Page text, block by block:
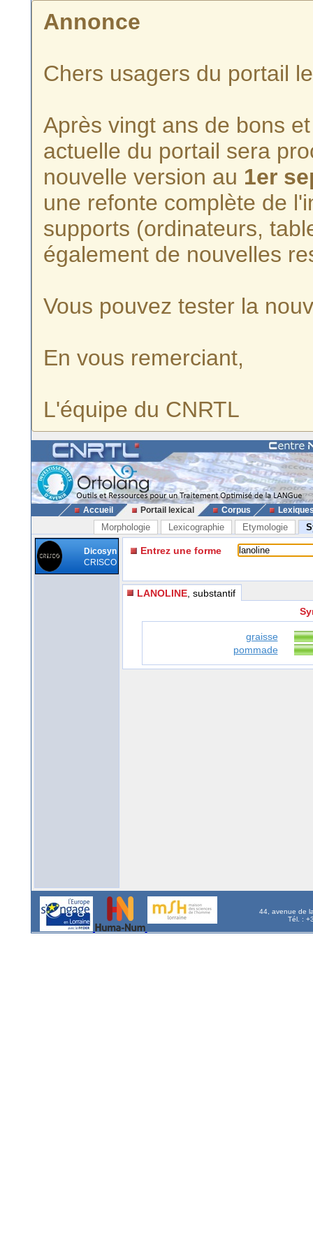
Annonce
Chers usagers du portail
Après vingt ans de bons
actuelle du portail sera
nouvelle version au 1er
une refonte complète de
supports (ordinateurs,
également de nouvelles
Vous pouvez tester la
En vous remerciant,
L'équipe du CNRTL
Accueil Portail lexical Corpus
Morphologie Lexicographie Etymologie
Dicosyn
CRISCO
Entrez une forme
LANOLINE , substantif
graisse
pommade
44, avenue de
Tél. :